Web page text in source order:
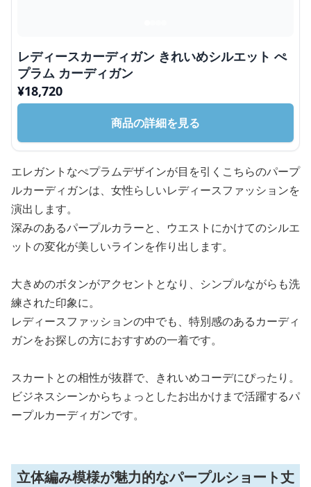
レディースカーディガン きれいめシルエット ぺ
プラム カーディガン
¥18,720
商品の詳細を見る
エレガントなぺプラムデザインが目を引くこちらのパープ
ルカーディガンは、女性らしいレディースファッションを
演出します。
深みのあるパープルカラーと、ウエストにかけてのシルエ
ットの変化が美しいラインを作り出します。
大きめのボタンがアクセントとなり、シンプルながらも洗
練された印象に。
レディースファッションの中でも、特別感のあるカーディ
ガンをお探しの方におすすめの一着です。
スカートとの相性が抜群で、きれいめコーデにぴったり。
ビジネスシーンからちょっとしたお出かけまで活躍するパ
ープルカーディガンです。
立体編み模様が魅力的なパープルショート丈